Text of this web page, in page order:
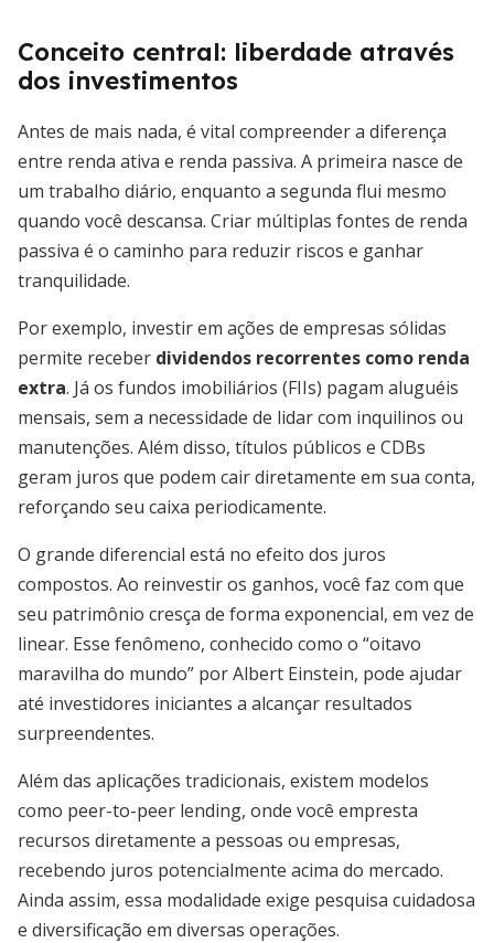
Conceito central: liberdade através
dos investimentos
Antes de mais nada, é vital compreender a diferença
entre renda ativa e renda passiva. A primeira nasce de
um trabalho diário, enquanto a segunda flui mesmo
quando você descansa. Criar múltiplas fontes de renda
passiva é o caminho para reduzir riscos e ganhar
tranquilidade.
Por exemplo, investir em ações de empresas sólidas
permite receber dividendos recorrentes como renda
extra. Já os fundos imobiliários (FIIs) pagam aluguéis
mensais, sem a necessidade de lidar com inquilinos ou
manutenções. Além disso, títulos públicos e CDBs
geram juros que podem cair diretamente em sua conta,
reforçando seu caixa periodicamente.
O grande diferencial está no efeito dos juros
compostos. Ao reinvestir os ganhos, você faz com que
seu patrimônio cresça de forma exponencial, em vez de
linear. Esse fenômeno, conhecido como o “oitavo
maravilha do mundo” por Albert Einstein, pode ajudar
até investidores iniciantes a alcançar resultados
surpreendentes.
Além das aplicações tradicionais, existem modelos
como peer-to-peer lending, onde você empresta
recursos diretamente a pessoas ou empresas,
recebendo juros potencialmente acima do mercado.
Ainda assim, essa modalidade exige pesquisa cuidadosa
e diversificação em diversas operações.